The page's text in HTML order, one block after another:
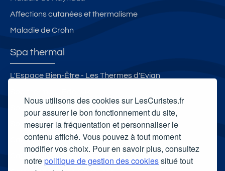
Nous utilisons des cookies sur LesCuristes.fr
pour assurer le bon fonctionnement du site,
mesurer la fréquentation et personnaliser le
contenu affiché. Vous pouvez à tout moment
modifier vos choix. Pour en savoir plus, consultez
notrepolitique de gestion des cookiessitué tout
Affections cutanées et thermalisme
Maladie de Crohn
Spa thermal
L'Espace Bien-Être - Les Thermes d'Evian
Spa thermal des Thermes du Mont-Dore
Carte cadeau spa Vichy
Carte cadeau spa Bagnoles-de-l'Orne